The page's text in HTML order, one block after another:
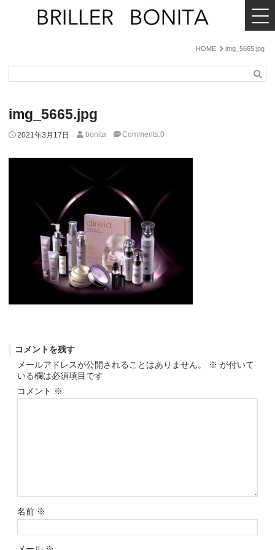
HOME img_5665.jpg
索
img_5665.jpg
2021年3月17日 bonita Comments:0
コメントを残す
メールアドレスが公開されることはありません。
※ が付いて
いる欄は必須項目です
コメント ※
名前 ※